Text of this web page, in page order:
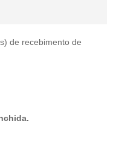
de recebimento de